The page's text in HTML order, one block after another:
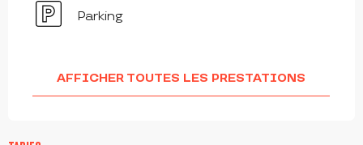
Parking
AFFICHER TOUTES LES PRESTATIONS